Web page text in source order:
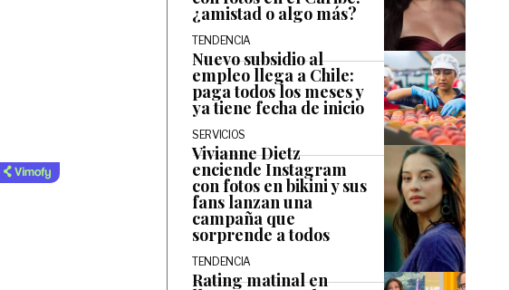
¿amistad o algo más?
TENDENCIA
Nuevo subsidio al
empleo llega a Chile:
paga todos los meses y
ya tiene fecha de inicio
SERVICIOS
Vivianne Dietz
enciende Instagram
con fotos en bikini y sus
fans lanzan una
campaña que
sorprende a todos
TENDENCIA
Rating matinal en